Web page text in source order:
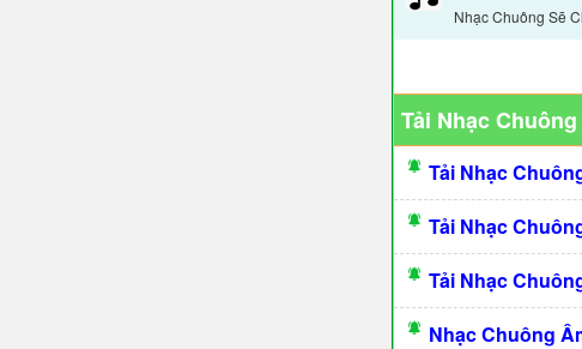
Nhạc Chuông Sẽ
Tải Nhạc
Tải Nhạc
Tải Nhạc
Tải Nhạc
Nhạc Chuông